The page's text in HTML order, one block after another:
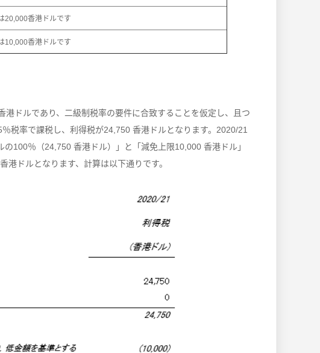
20,000香港ドルです
10,000香港ドルです
ドルであり、二級制税率の要件に合致することを仮定し、且つ
税率で課税し、利得税が24,750 香港ドルとなります。2020/21
100％（24,750 香港ドル）」と「減免上限10,000 香港ドル」
ドルとなります、計算は以下通りです。